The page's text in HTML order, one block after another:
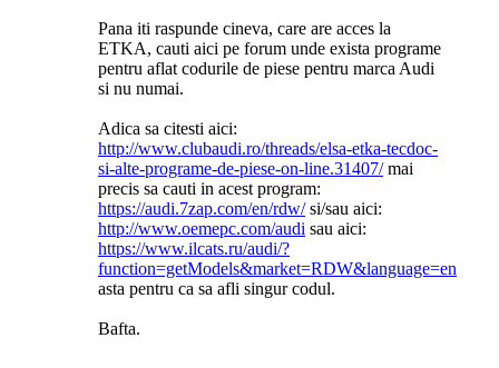
Pana iti raspunde cineva, care are acces la
ETKA, cauti aici pe forum unde exista programe
pentru aflat codurile de piese pentru marca Audi
si nu numai.
Adica sa citesti aici:
http://www.clubaudi.ro/threads/elsa-etka-tecdoc-
si-alte-programe-de-piese-on-line.31407/mai
precis sa cauti in acest program:
https://audi.7zap.com/en/rdw/si/sau aici:
http://www.oemepc.com/audi sau aici:
https://www.ilcats.ru/audi/?
function=getModels&market=RDW&language=en
asta pentru ca sa afli singur codul.
Bafta.